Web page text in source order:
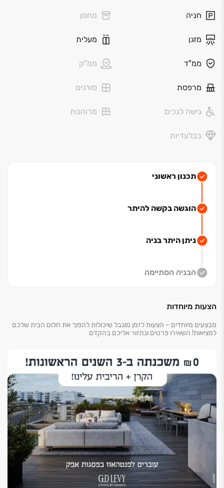
חניה מחסן
מזגן מעלית
ממ"ד ממ"ק
מרפסת סורגים
גישה לנכים מרוהטת
בבלעדיות
תכנון ראשוני
הוגשה בקשה להיתר
ניתן היתר בניה
הבניה הסתיימה
הצעות מיוחדות
מבצעים מיוחדים – הצעות לזמן מוגבל שיכולות להפוך את חלום הבית שלכם
למציאות! השאירו פרטים ונחזור אליכם בהקדם